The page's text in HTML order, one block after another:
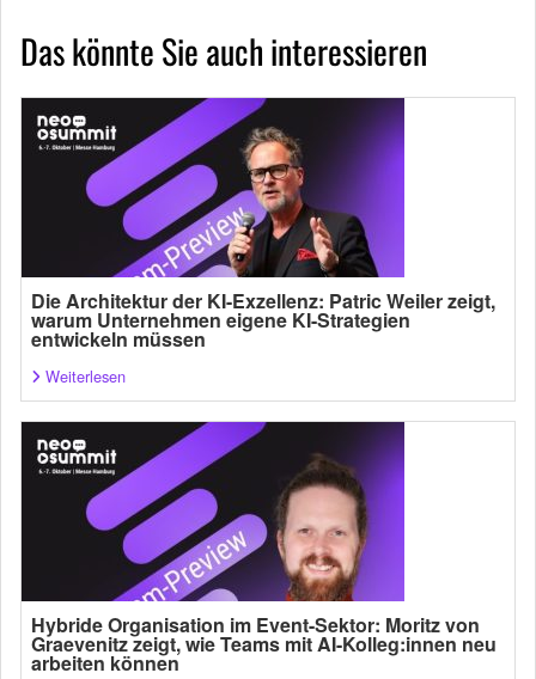
Das könnte Sie auch interessieren
Die Architektur der KI-Exzellenz: Patric Weiler zeigt,
warum Unternehmen eigene KI-Strategien
entwickeln müssen
Weiterlesen
Hybride Organisation im Event-Sektor: Moritz von
Graevenitz zeigt, wie Teams mit AI-Kolleg:innen neu
arbeiten können